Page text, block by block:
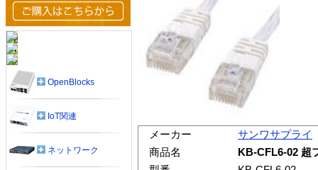
メーカー
サンワサプライ
商品名
KB-CFL6-02 超
OpenBlocks
IoT関連
ネットワーク